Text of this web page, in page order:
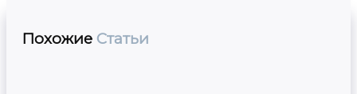
Похожие Статьи